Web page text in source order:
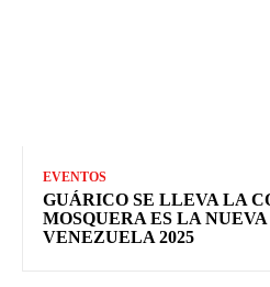
EVENTOS
GUÁRICO SE LLEVA LA
MOSQUERA ES LA
VENEZUELA 2025